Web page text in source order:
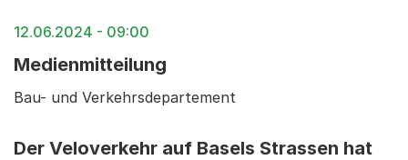
12.06.2024 - 09:00
Medienmitteilung
Bau- und Verkehrsdepartement
Der Veloverkehr auf Basels Strassen hat